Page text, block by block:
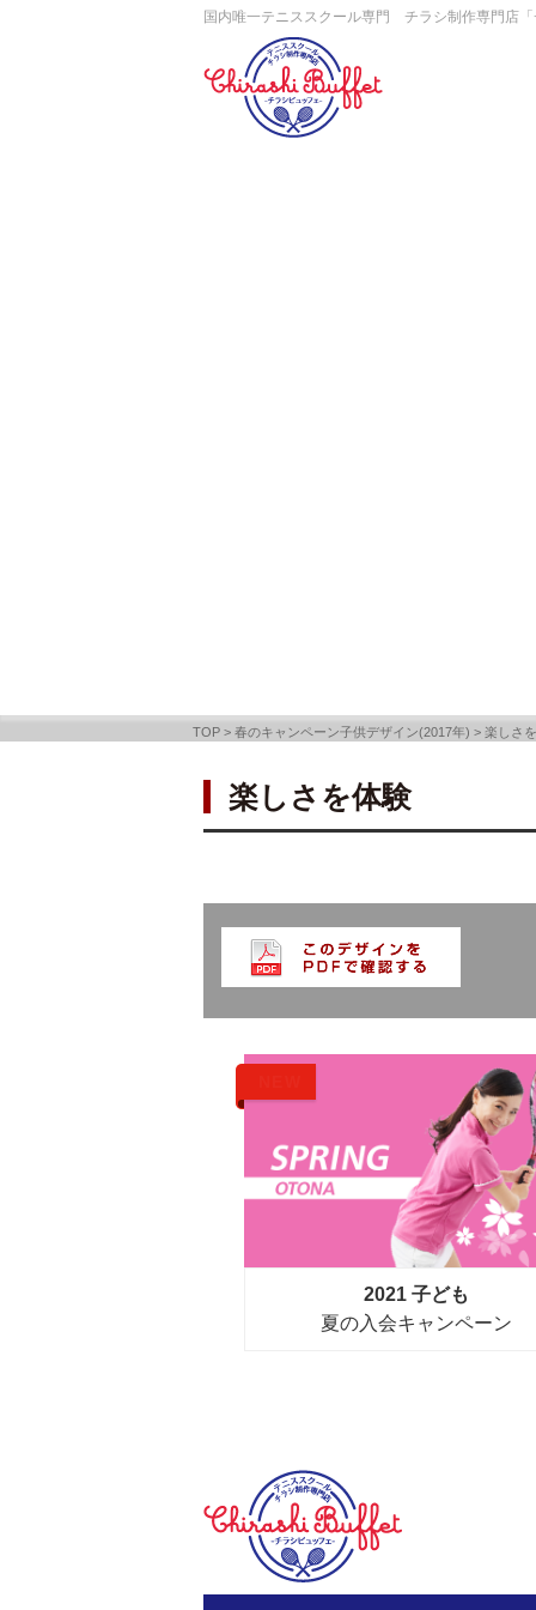
国内唯一テニススクール専門 チラシ制作専門店
TOP >春のキャンペーン子供デザイン(2017年) > 楽しさ
楽しさを体験
2021 子ども
夏の入会キャンペーン